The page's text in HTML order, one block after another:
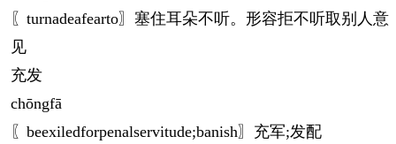
〖turnadeafearto〗塞住耳朵不听。形容拒不听取别人意
见
充发
chōngfā
〖beexiledforpenalservitude;banish〗充军;发配